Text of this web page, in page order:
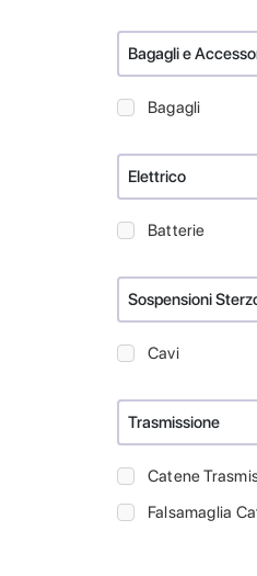
Bagagli e
Bagagli
Elettrico
Batterie
Sospensioni
Cavi
Trasmissione
Catene
Falsamaglia